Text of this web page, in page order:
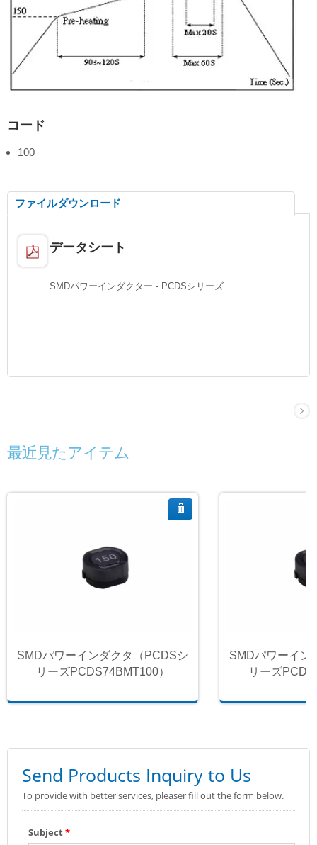
コード
100
ファイルダウンロード
データシート
SMDパワーインダクター - PCDSシリーズ
最近見たアイテム
SMDパワーインダクタ（PCDSシ
リーズPCDS74BMT100）
SMDパワーイン
リーズ